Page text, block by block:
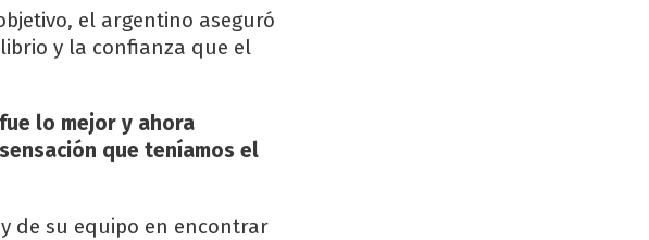
el argentino aseguró
y la confianza que el
lo mejor y ahora
que teníamos el
de su equipo en encontrar